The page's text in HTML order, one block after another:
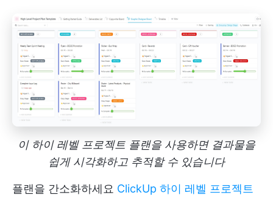
이 하이 레벨 프로젝트 플랜을 사용하면 결과물을
쉽게 시각화하고 추적할 수 있습니다
플랜을 간소화하세요 ClickUp 하이 레벨 프로젝트